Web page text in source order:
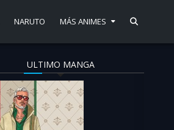
NARUTO MÁS ANIMES
ULTIMO MANGA